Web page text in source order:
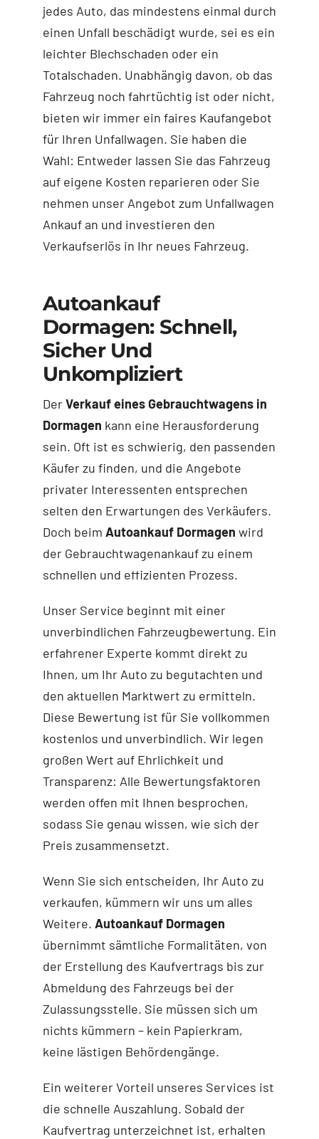
jedes Auto, das mindestens einmal durch
einen Unfall beschädigt wurde, sei es ein
leichter Blechschaden oder ein
Totalschaden. Unabhängig davon, ob das
Fahrzeug noch fahrtüchtig ist oder nicht,
bieten wir immer ein faires Kaufangebot
für Ihren Unfallwagen. Sie haben die
Wahl: Entweder lassen Sie das Fahrzeug
auf eigene Kosten reparieren oder Sie
nehmen unser Angebot zum Unfallwagen
Ankauf an und investieren den
Verkaufserlös in Ihr neues Fahrzeug.
Autoankauf
Dormagen: Schnell,
Sicher Und
Unkompliziert
DerVerkauf eines Gebrauchtwagens in
Dormagen kann eine Herausforderung
sein. Oft ist es schwierig, den passenden
Käufer zu finden, und die Angebote
privater Interessenten entsprechen
selten den Erwartungen des Verkäufers.
Doch beim Autoankauf Dormagen wird
der Gebrauchtwagenankauf zu einem
schnellen und effizienten Prozess.
Unser Service beginnt mit einer
unverbindlichen Fahrzeugbewertung. Ein
erfahrener Experte kommt direkt zu
Ihnen, um Ihr Auto zu begutachten und
den aktuellen Marktwert zu ermitteln.
Diese Bewertung ist für Sie vollkommen
kostenlos und unverbindlich. Wir legen
großen Wert auf Ehrlichkeit und
Transparenz: Alle Bewertungsfaktoren
werden offen mit Ihnen besprochen,
sodass Sie genau wissen, wie sich der
Preis zusammensetzt.
Wenn Sie sich entscheiden, Ihr Auto zu
verkaufen, kümmern wir uns um alles
Weitere. Autoankauf Dormagen
übernimmt sämtliche Formalitäten, von
der Erstellung des Kaufvertrags bis zur
Abmeldung des Fahrzeugs bei der
Zulassungsstelle. Sie müssen sich um
nichts kümmern – kein Papierkram,
keine lästigen Behördengänge.
Ein weiterer Vorteil unseres Services ist
die schnelle Auszahlung. Sobald der
Kaufvertrag unterzeichnet ist, erhalten